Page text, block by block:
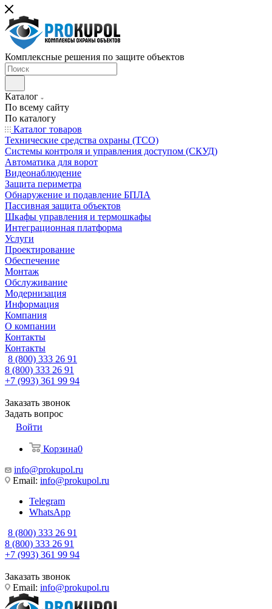
Комплексные решения по защите объектов
Каталог
По всему сайту
По каталогу
Каталог товаров
Технические средства охраны (ТСО)
Системы контроля и управления доступом (СКУД)
Автоматика для ворот
Видеонаблюдение
Защита периметра
Обнаружение и подавление БПЛА
Пассивная защита объектов
Шкафы управления и термошкафы
Интеграционная платформа
Услуги
Проектирование
Обеспечение
Монтаж
Обслуживание
Модернизация
Информация
Компания
О компании
Контакты
Контакты
8 (800) 333 26 91
8 (800) 333 26 91
+7 (993) 361 99 94
Заказать звонок
Задать вопрос
Войти
Корзина0
info@prokupol.ru
Email: info@prokupol.ru
Telegram
WhatsApp
8 (800) 333 26 91
8 (800) 333 26 91
+7 (993) 361 99 94
Заказать звонок
Email: info@prokupol.ru